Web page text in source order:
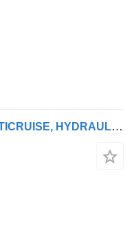
Scania R 500, 6X2, EURO 4, OPTICRUISE, HYDRAULIC ARM FASSI F220A.23